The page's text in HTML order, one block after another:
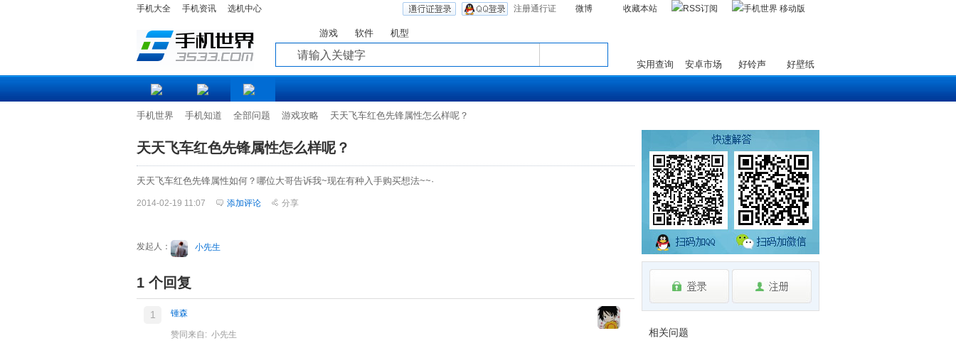
手机大全 手机资讯 选机中心 注册通行证 微博 收藏本站
游戏 软件 机型
实用查询 安卓市场 好铃声 好壁纸
手机世界 手机知道 全部问题 游戏攻略 天天飞车红色先锋属性怎么样呢？
天天飞车红色先锋属性怎么样呢？
天天飞车红色先锋属性如何？哪位大哥告诉我~现在有种入手购买想法~~·
2014-02-19 11:07 添加评论 分享
发起人： 小先生
1 个回复
1 锺森
赞同来自: 小先生 相关问题